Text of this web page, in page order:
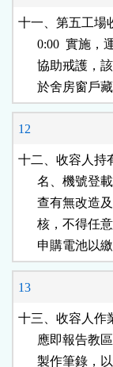
十一、第五工場
0:00  實
協助戒護
於舍房窗
12
十二、收容人持
名、機號
查有無改
核，不得
申購電池
13
十三、收容人作
應即報告
製作筆錄